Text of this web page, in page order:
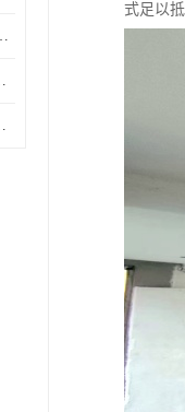
构件 南阳发泡陶瓷厂家
轻松掌控预算
创新建筑新选择
式足以